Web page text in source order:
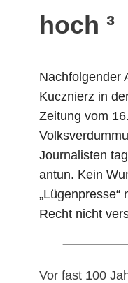
hoch ³
Nachfolgender
Kucznierz in
Zeitung vom
Journalisten
antun. Kein
„Lügenpresse“
Recht nicht
Vor fast 100